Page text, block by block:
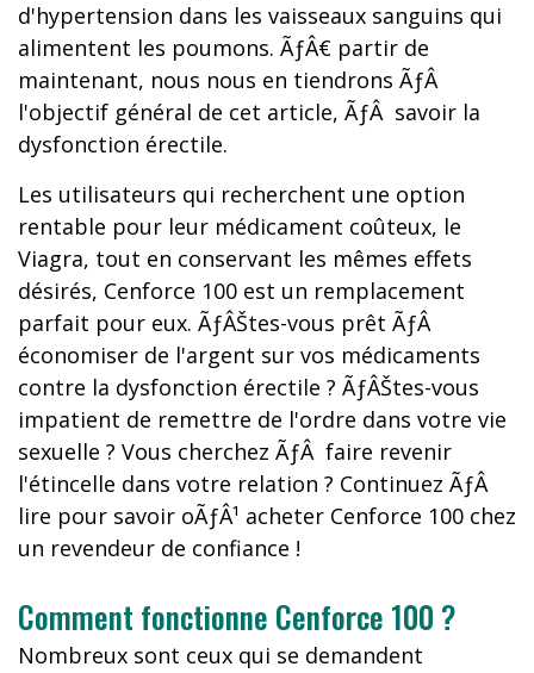
d'hypertension dans les vaisseaux sanguins qui
alimentent les poumons. ÃƒÂ€ partir de
maintenant, nous nous en tiendrons ÃƒÂ
l'objectif général de cet article, ÃƒÂ savoir la
dysfonction érectile.
Les utilisateurs qui recherchent une option
rentable pour leur médicament coûteux, le
Viagra, tout en conservant les mêmes effets
désirés, Cenforce 100 est un remplacement
parfait pour eux. ÃƒÂŠtes-vous prêt ÃƒÂ
économiser de l'argent sur vos médicaments
contre la dysfonction érectile ? ÃƒÂŠtes-vous
impatient de remettre de l'ordre dans votre vie
sexuelle ? Vous cherchez ÃƒÂ faire revenir
l'étincelle dans votre relation ? Continuez ÃƒÂ
lire pour savoir oÃƒÂ¹ acheter Cenforce 100 chez
un revendeur de confiance !
Comment fonctionne Cenforce 100 ?
Nombreux sont ceux qui se demandent